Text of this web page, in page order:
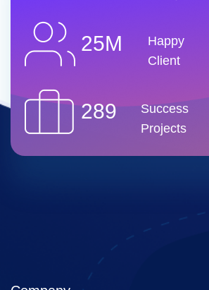
25M
Happy
Client
289
Success
Projects